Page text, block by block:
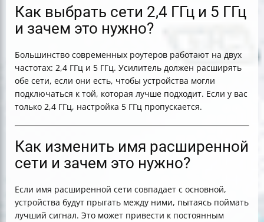
Как выбрать сети 2,4 ГГц и 5 ГГц
и зачем это нужно?
Большинство современных роутеров работают на двух
частотах: 2,4 ГГц и 5 ГГц. Усилитель должен расширять
обе сети, если они есть, чтобы устройства могли
подключаться к той, которая лучше подходит. Если у вас
только 2,4 ГГц, настройка 5 ГГц пропускается.
Как изменить имя расширенной
сети и зачем это нужно?
Если имя расширенной сети совпадает с основной,
устройства будут прыгать между ними, пытаясь поймать
лучший сигнал. Это может привести к постоянным